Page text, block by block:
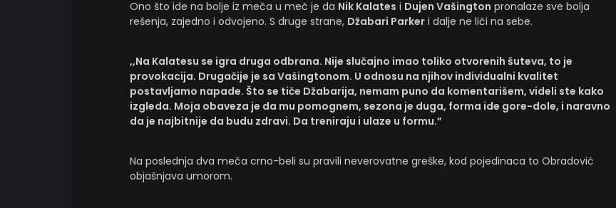
Ono što ide na bolje iz meča u meč je da Nik Kalates i Dujen Vašington pronalaze sve bolja
rešenja, zajedno i odvojeno. S druge strane, Džabari Parker i dalje ne liči na sebe.
,,Na Kalatesu se igra druga odbrana. Nije slučajno imao toliko otvorenih šuteva, to je
provokacija. Drugačije je sa Vašingtonom. U odnosu na njihov individualni kvalitet
postavljamo napade. Što se tiče Džabarija, nemam puno da komentarišem, videli ste kako
izgleda. Moja obaveza je da mu pomognem, sezona je duga, forma ide gore-dole, i naravno
da je najbitnije da budu zdravi. Da treniraju i ulaze u formu.”
Na poslednja dva meča crno-beli su pravili neverovatne greške, kod pojedinaca to Obradović
objašnjava umorom.